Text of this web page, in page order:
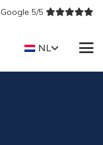
Google 5/5
NL